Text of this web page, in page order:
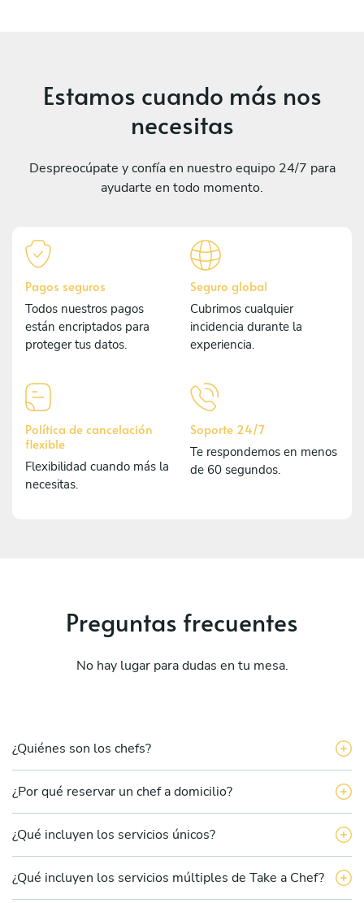
Estamos cuando más nos
necesitas
Despreocúpate y confía en nuestro equipo 24/7 para
ayudarte en todo momento.
Pagos seguros
Todos nuestros pagos
están encriptados para
proteger tus datos.
Seguro global
Cubrimos cualquier
incidencia durante la
experiencia.
Política de cancelación
flexible
Flexibilidad cuando más la
necesitas.
Soporte 24/7
Te respondemos en menos
de 60 segundos.
Preguntas frecuentes
No hay lugar para dudas en tu mesa.
¿Quiénes son los chefs?
¿Por qué reservar un chef a domicilio?
¿Qué incluyen los servicios únicos?
¿Qué incluyen los servicios múltiples de Take a Chef?